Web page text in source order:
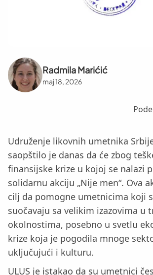
Radmila Marićić
maj 18, 2026
Udruženje likovnih umetnika
saopštilo je danas da će zbog
finansijske krize u kojoj se nalazi
solidarnu akciju „Nije men“. Ova
cilj da pomogne umetnicima koji
suočavaju sa velikim izazovima u
okolnostima, posebno u svetlu
krize koja je pogodila mnoge
uključujući i kulturu.
ULUS je istakao da su umetnici